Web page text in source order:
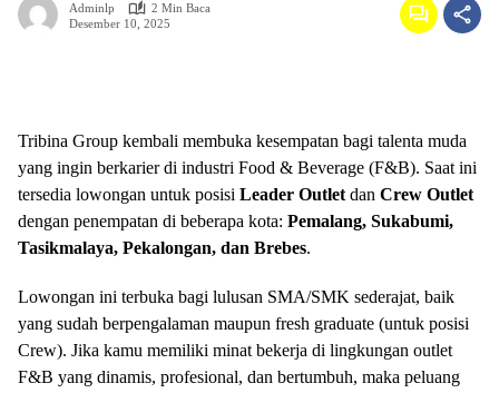
Adminlp
2 Min Baca
Desember 10, 2025
Tribina Group kembali membuka kesempatan bagi talenta muda
yang ingin berkarier di industri Food & Beverage (F&B). Saat ini
tersedia lowongan untuk posisi Leader Outlet dan Crew Outlet
dengan penempatan di beberapa kota: Pemalang, Sukabumi,
Tasikmalaya, Pekalongan, dan Brebes.
Lowongan ini terbuka bagi lulusan SMA/SMK sederajat, baik
yang sudah berpengalaman maupun fresh graduate (untuk posisi
Crew). Jika kamu memiliki minat bekerja di lingkungan outlet
F&B yang dinamis, profesional, dan bertumbuh, maka peluang